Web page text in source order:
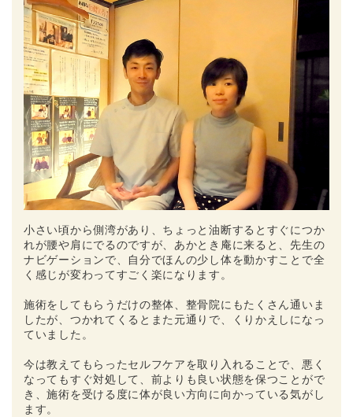
小さい頃から側湾があり、ちょっと油断するとすぐにつか
れが腰や肩にでるのですが、あかとき庵に来ると、先生の
ナビゲーションで、自分でほんの少し体を動かすことで全
く感じが変わってすごく楽になります。
施術をしてもらうだけの整体、整骨院にもたくさん通いま
したが、つかれてくるとまた元通りで、くりかえしになっ
ていました。
今は教えてもらったセルフケアを取り入れることで、悪く
なってもすぐ対処して、前よりも良い状態を保つことがで
き、施術を受ける度に体が良い方向に向かっている気がし
ます。